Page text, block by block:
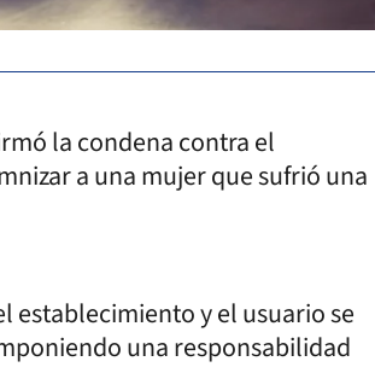
la condena contra el
a una mujer que sufrió una
establecimiento y el usuario se
una responsabilidad